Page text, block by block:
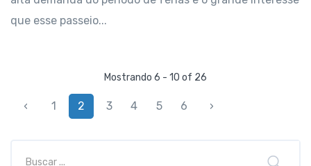
que esse passeio...
Mostrando 6 - 10 of 26
‹ 1 2 3 4 5 6 ›